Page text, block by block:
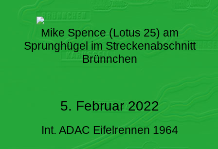
Mike Spence (Lotus 25) am
Sprunghügel im Streckenabschnitt
Brünnchen
5. Februar 2022
Int. ADAC Eifelrennen 1964